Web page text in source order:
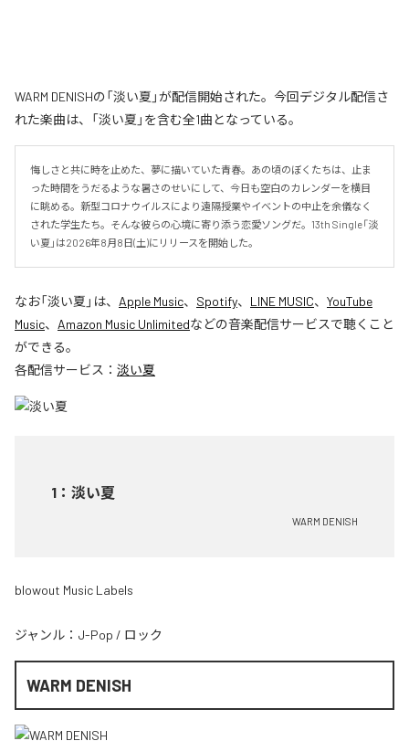
WARM DENISHの「淡い夏」が配信開始された。今回デジタル配信さ
れた楽曲は、「淡い夏」を含む全1曲となっている。
悔しさと共に時を止めた、夢に描いていた青春。あの頃のぼくたちは、止ま
った時間をうだるような暑さのせいにして、今日も空白のカレンダーを横目
に眺める。新型コロナウイルスにより遠隔授業やイベントの中止を余儀なく
された学生たち。そんな彼らの心境に寄り添う恋愛ソングだ。13th Single「淡
い夏」は2026年8月8日(土)にリリースを開始した。
なお「淡い夏 」は、 Apple Music、 Spotify、 LINE MUSIC、 YouTube
Music、 Amazon Music Unlimitedなどの音楽配信サービスで聴くこと
ができる。
各配信サービス： 淡い夏
1 ： 淡い夏
WARM DENISH
blowout Music Labels
ジャンル： J-Pop / ロック
WARM DENISH